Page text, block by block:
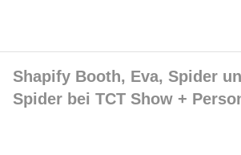
Shapify Booth, Eva, Spider
Spider bei TCT Show +